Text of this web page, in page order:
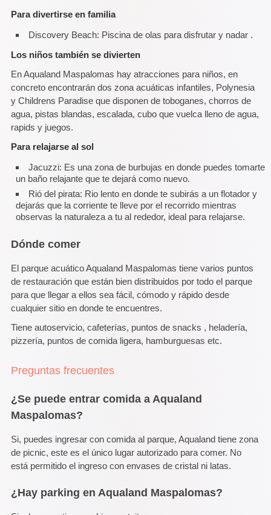
Para divertirse en familia
Discovery Beach: Piscina de olas para disfrutar y nadar .
Los niños también se divierten
En Aqualand Maspalomas hay atracciones para niños, en
concreto encontrarán dos zona acuáticas infantiles, Polynesia
y Childrens Paradise que disponen de toboganes, chorros de
agua, pistas blandas, escalada, cubo que vuelca lleno de agua,
rapids y juegos.
Para relajarse al sol
Jacuzzi: Es una zona de burbujas en donde puedes tomarte
un baño relajante que te dejará como nuevo.
Rió del pirata: Rio lento en donde te subirás a un flotador y
dejarás que la corriente te lleve por el recorrido mientras
observas la naturaleza a tu al rededor, ideal para relajarse.
Dónde comer
El parque acuático Aqualand Maspalomas tiene varios puntos
de restauración que están bien distribuidos por todo el parque
para que llegar a ellos sea fácil, cómodo y rápido desde
cualquier sitio en donde te encuentres.
Tiene autoservicio, cafeterías, puntos de snacks , heladería,
pizzería, puntos de comida ligera, hamburguesas etc.
Preguntas frecuentes
¿Se puede entrar comida a Aqualand
Maspalomas?
Si, puedes ingresar con comida al parque, Aqualand tiene zona
de picnic, este es el único lugar autorizado para comer. No
está permitido el ingreso con envases de cristal ni latas.
¿Hay parking en Aqualand Maspalomas?